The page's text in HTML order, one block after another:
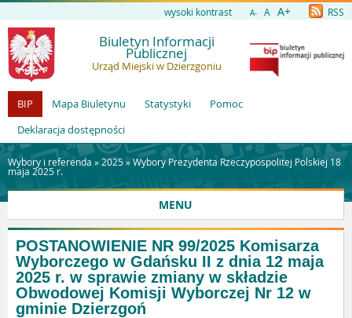
wysoki kontrast A- A A+ RSS
Biuletyn Informacji
Publicznej
Urząd Miejski w Dzierzgoniu
BIP Mapa Biuletynu Statystyki
Pomoc
Deklaracja dostępności
Wybory i referenda » 2025»Wybory Prezydenta Rzeczypospolitej Polskiej 18
maja 2025 r.
MENU
POSTANOWIENIE NR 99/2025 Komisarza
Wyborczego w Gdańsku II z dnia 12 maja
2025 r. w sprawie zmiany w składzie
Obwodowej Komisji Wyborczej Nr 12 w
gminie Dzierzgoń